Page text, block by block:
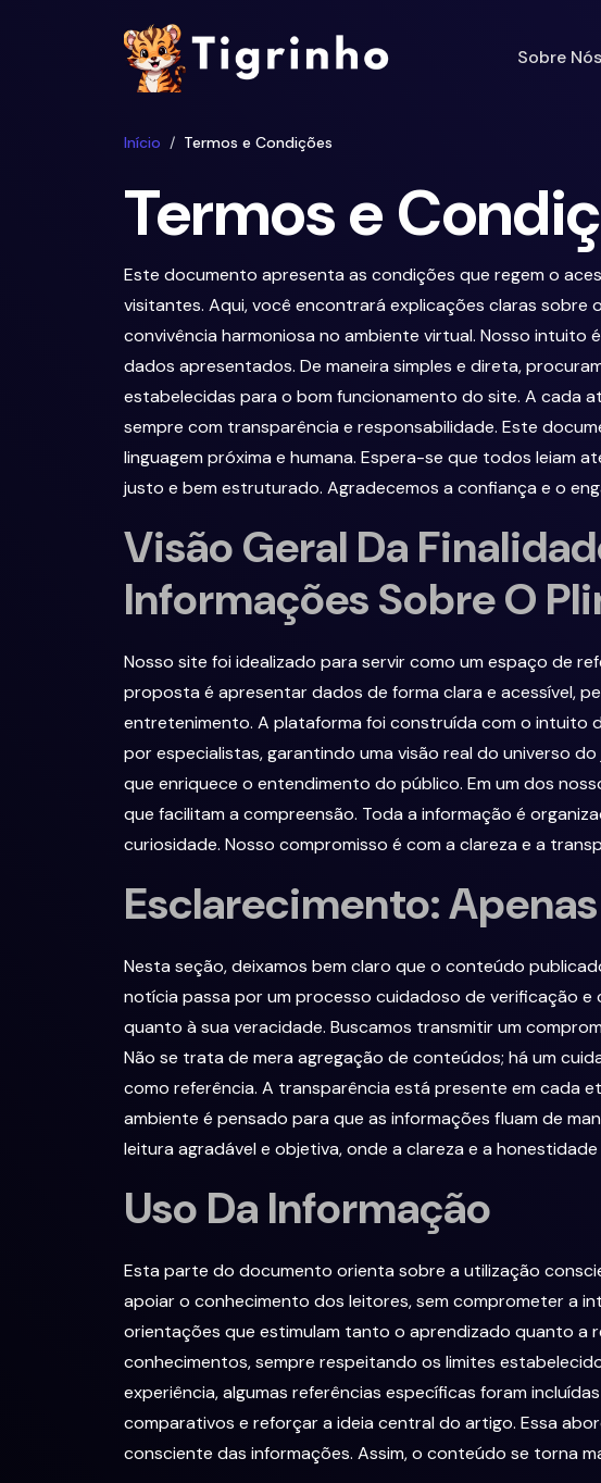
Sobre Nós
Início Termos e Condições
Termos e
Este documento apresenta as condições que regem o
visitantes. Aqui, você encontrará explicações claras sobre
convivência harmoniosa no ambiente virtual. Nosso intuito
dados apresentados. De maneira simples e direta,
estabelecidas para o bom funcionamento do site. A cada
sempre com transparência e responsabilidade. Este
linguagem próxima e humana. Espera-se que todos leiam
justo e bem estruturado. Agradecemos a confiança e o
Visão Geral Da
Informações Sobre O
Nosso site foi idealizado para servir como um espaço de
proposta é apresentar dados de forma clara e acessível,
entretenimento. A plataforma foi construída com o intuito
por especialistas, garantindo uma visão real do universo
que enriquece o entendimento do público. Em um dos
que facilitam a compreensão. Toda a informação é
curiosidade. Nosso compromisso é com a clareza e a
Esclarecimento:
Nesta seção, deixamos bem claro que o conteúdo
notícia passa por um processo cuidadoso de verificação e
quanto à sua veracidade. Buscamos transmitir um
Não se trata de mera agregação de conteúdos; há um
como referência. A transparência está presente em cada
ambiente é pensado para que as informações fluam de
leitura agradável e objetiva, onde a clareza e a
Uso Da Informação
Esta parte do documento orienta sobre a utilização
apoiar o conhecimento dos leitores, sem comprometer a
orientações que estimulam tanto o aprendizado quanto a
conhecimentos, sempre respeitando os limites
experiência, algumas referências específicas foram
comparativos e reforçar a ideia central do artigo. Essa
consciente das informações. Assim, o conteúdo se torna